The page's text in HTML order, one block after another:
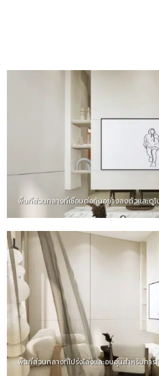
พื้นที่ส่วนกลางที่เชื่อมต่อกันอย่างลงตัวและดูโ
พื้นที่ส่วนกลางที่โปร่งโล่งและอบอุ่นสำหรับการ